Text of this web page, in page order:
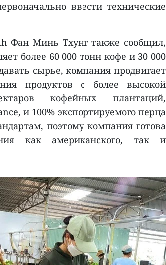
ввести технические
Фан Минь Тхунг также сообщил,
более 60 000 тонн кофе и 30 000
сырье, компания продвигает
продуктов с более высокой
кофейных плантаций,
и 100% экспортируемого перца
поэтому компания готова
как американского, так и